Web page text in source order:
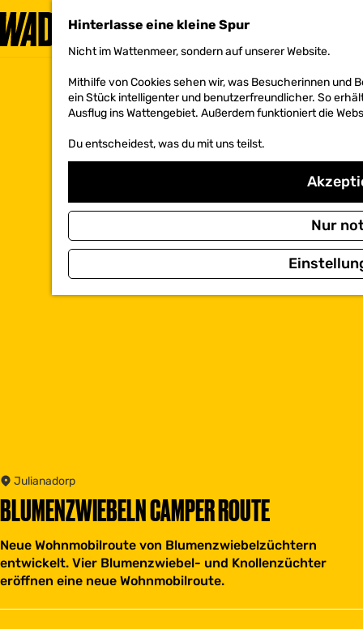
Hinterlasse eine kleine Spur
Nicht im Wattenmeer, sondern auf unserer Website.
Mithilfe von Cookies sehen wir, was Besucherinnen und
ein Stück intelligenter und benutzerfreundlicher. So
Ausflug ins Wattengebiet. Außerdem funktioniert die
Du entscheidest, was du mit uns teilst.
Nur
BLUMENZWIEBELN CAMPER ROUTE
Julianadorp
Neue Wohnmobilroute von Blumenzwiebelzüchtern
entwickelt. Vier Blumenzwiebel- und Knollenzüchter
eröffnen eine neue Wohnmobilroute.